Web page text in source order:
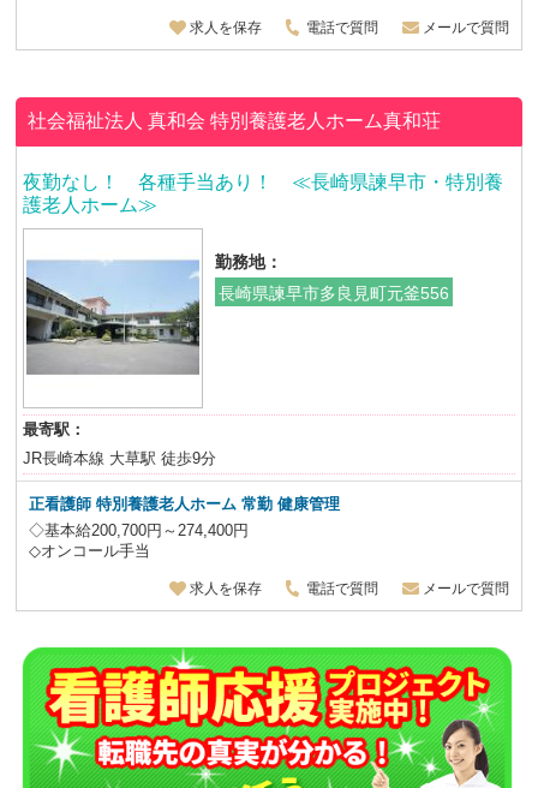
求人を保存 電話で質問 メールで質問
社会福祉法人 真和会特別養護老人ホーム真和荘
夜勤なし！ 各種手当あり！ ≪長崎県諫早市・特別養
護老人ホーム≫
勤務地：
長崎県諫早市多良見町元釜556
最寄駅：
JR長崎本線 大草駅 徒歩9分
正看護師 特別養護老人ホーム常勤 健康管理
◇基本給200,700円～274,400円
◇オンコール手当
求人を保存 電話で質問 メールで質問